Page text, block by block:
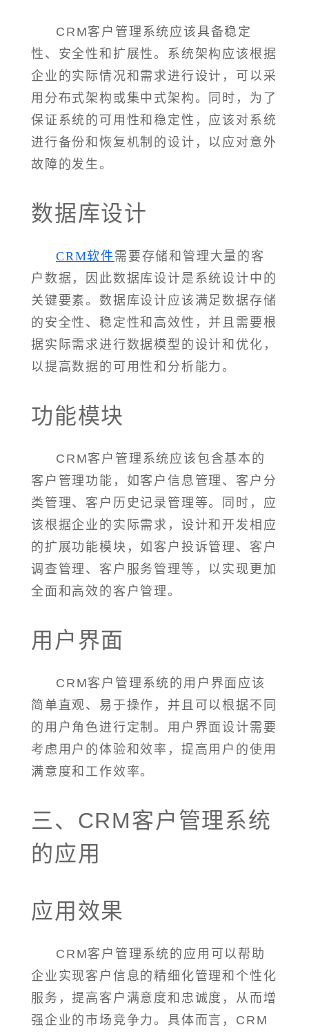
CRM客户管理系统应该具备稳定
性、安全性和扩展性。系统架构应该根据
企业的实际情况和需求进行设计，可以采
用分布式架构或集中式架构。同时，为了
保证系统的可用性和稳定性，应该对系统
进行备份和恢复机制的设计，以应对意外
故障的发生。
数据库设计
CRM软件需要存储和管理大量的客
户数据，因此数据库设计是系统设计中的
关键要素。数据库设计应该满足数据存储
的安全性、稳定性和高效性，并且需要根
据实际需求进行数据模型的设计和优化，
以提高数据的可用性和分析能力。
功能模块
CRM客户管理系统应该包含基本的
客户管理功能，如客户信息管理、客户分
类管理、客户历史记录管理等。同时，应
该根据企业的实际需求，设计和开发相应
的扩展功能模块，如客户投诉管理、客户
调查管理、客户服务管理等，以实现更加
全面和高效的客户管理。
用户界面
CRM客户管理系统的用户界面应该
简单直观、易于操作，并且可以根据不同
的用户角色进行定制。用户界面设计需要
考虑用户的体验和效率，提高用户的使用
满意度和工作效率。
三、CRM客户管理系统
的应用
应用效果
CRM客户管理系统的应用可以帮助
企业实现客户信息的精细化管理和个性化
服务，提高客户满意度和忠诚度，从而增
强企业的市场竞争力。具体而言，CRM